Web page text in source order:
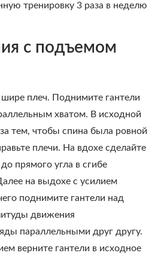
тренировку 3 раза в неделю
с подъемом
шире плеч. Поднимите гантели
хватом. В исходной
тем, чтобы спина была ровной
плечи. На вдохе сделайте
прямого угла в сгибе
на выдохе с усилием
поднимите гантели над
движения
параллельными друг другу.
верните гантели в исходное